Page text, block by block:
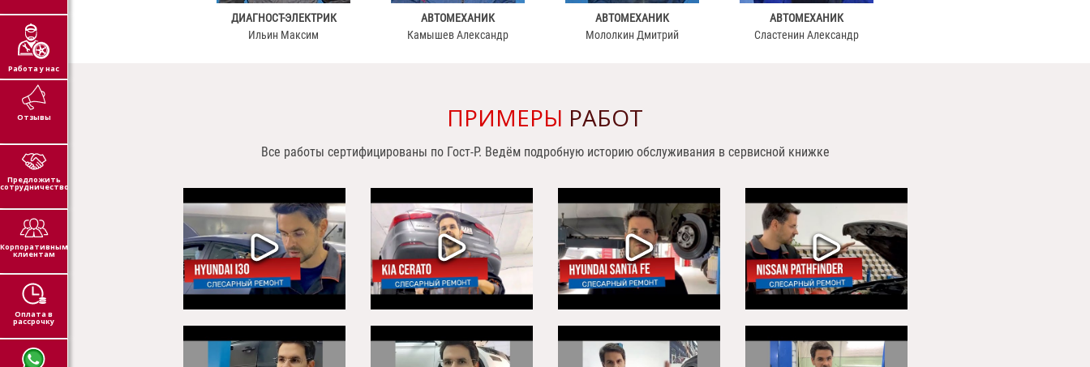
ДИАГНОСТ-ЭЛЕКТРИК
Ильин Максим
АВТОМЕХАНИК
Камышев Александр
АВТОМЕХАНИК
Мололкин Дмитрий
АВТОМЕХАНИК
Сластенин Александр
ПРИМЕРЫ РАБОТ
Все работы сертифицированы по Гост-P. Ведём подробную историю обслуживания в сервисной книжке
Работа у нас
Отзывы
Предложить
сотрудничество
Корпоративным
клиентам
Оплата в
рассрочку